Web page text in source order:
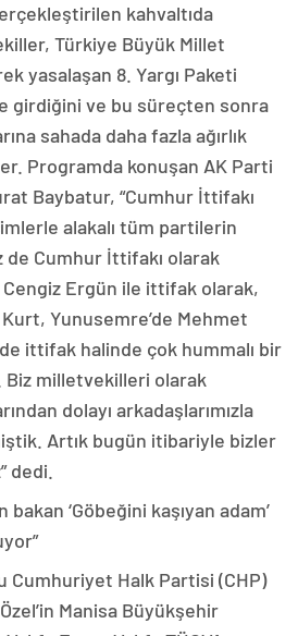
kahvaltıda
Türkiye Büyük Millet
yasalaşan 8. Yargı Paketi
girdiğini ve bu süreçten sonra
sahada daha fazla ağırlık
Programda konuşan AK Parti
Baybatur, “Cumhur İttifakı
alakalı tüm partilerin
de Cumhur İttifakı olarak
Cengiz Ergün ile ittifak olarak,
Yunusemre’de Mehmet
ittifak halinde çok hummalı bir
Biz milletvekilleri olarak
dolayı arkadaşlarımızla
Artık bugün itibariyle bizler
dedi.
‘Göbeğini kaşıyan adam’
Cumhuriyet Halk Partisi (CHP)
Manisa Büyükşehir